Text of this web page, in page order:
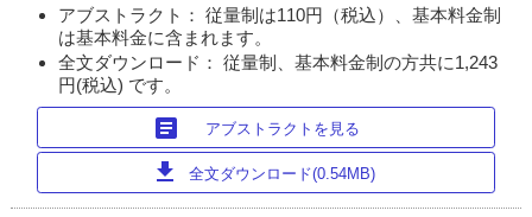
アブストラクト： 従量制は110円（税込）、基本料金制
は基本料金に含まれます。
全文ダウンロード： 従量制、基本料金制の方共に1,243
円(税込) です。
article アブストラクトを見る
download 全文ダウンロード(0.54MB)